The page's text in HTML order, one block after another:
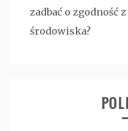
zadbać o zgodność
środowiska?